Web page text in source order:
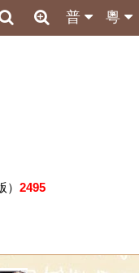
粵
普
2495